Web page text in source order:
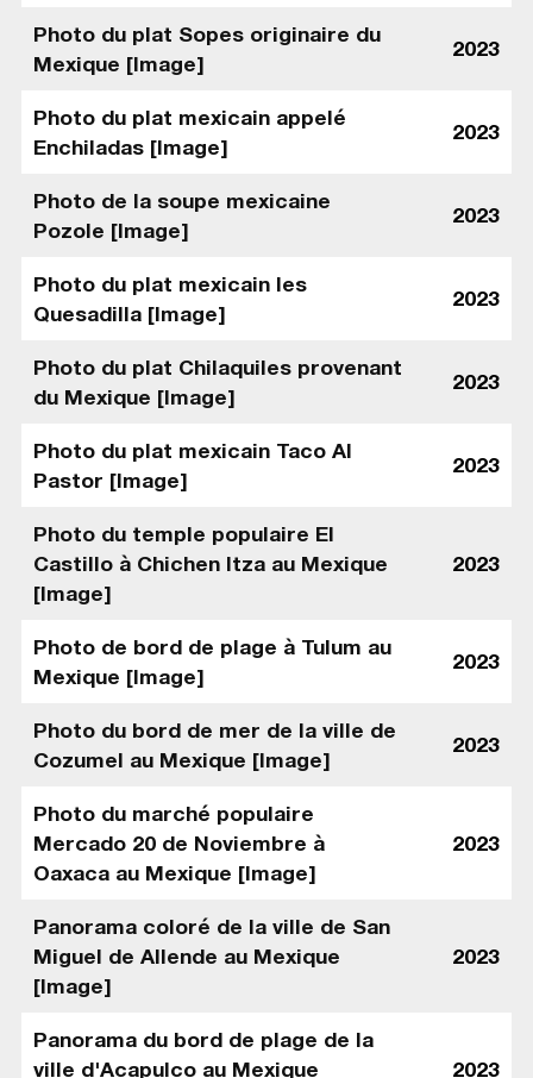
Photo du plat Sopes originaire du
Mexique [Image]
2023
Photo du plat mexicain appelé
Enchiladas [Image]
2023
Photo de la soupe mexicaine
Pozole [Image]
2023
Photo du plat mexicain les
Quesadilla [Image]
2023
Photo du plat Chilaquiles provenant
du Mexique [Image]
2023
Photo du plat mexicain Taco Al
Pastor [Image]
2023
Photo du temple populaire El
Castillo à Chichen Itza au Mexique
[Image]
2023
Photo de bord de plage à Tulum au
Mexique [Image]
2023
Photo du bord de mer de la ville de
Cozumel au Mexique [Image]
2023
Photo du marché populaire
Mercado 20 de Noviembre à
Oaxaca au Mexique [Image]
2023
Panorama coloré de la ville de San
Miguel de Allende au Mexique
[Image]
2023
Panorama du bord de plage de la
ville d'Acapulco au Mexique
2023